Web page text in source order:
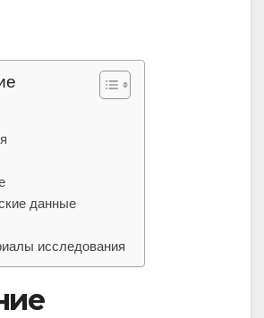
данные
исследования